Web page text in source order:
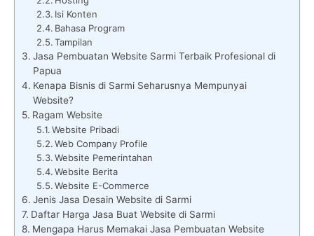
Isi Konten
Bahasa Program
Tampilan
Jasa Pembuatan Website Sarmi Terbaik Profesional di
Papua
Kenapa Bisnis di Sarmi Seharusnya Mempunyai
Website?
Ragam Website
Website Pribadi
Web Company Profile
Website Pemerintahan
Website Berita
Website E-Commerce
Jenis Jasa Desain Website di Sarmi
Daftar Harga Jasa Buat Website di Sarmi
Mengapa Harus Memakai Jasa Pembuatan Website